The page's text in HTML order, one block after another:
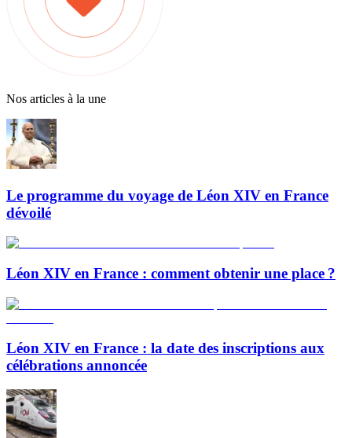
Nos articles à la une
Le programme du voyage de Léon XIV en France
dévoilé
Léon XIV en France : comment obtenir une place ?
Léon XIV en France : la date des inscriptions aux
célébrations annoncée